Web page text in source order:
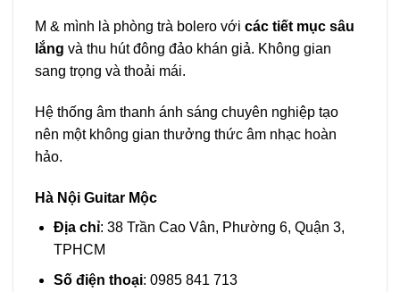
M & mình là phòng trà bolero với các tiết mục sâu
lắng và thu hút đông đảo khán giả. Không gian
sang trọng và thoải mái.
Hệ thống âm thanh ánh sáng chuyên nghiệp tạo
nên một không gian thưởng thức âm nhạc hoàn
hảo.
Hà Nội Guitar Mộc
Địa chỉ: 38 Trần Cao Vân, Phường 6, Quận 3,
TPHCM
Số điện thoại: 0985 841 713